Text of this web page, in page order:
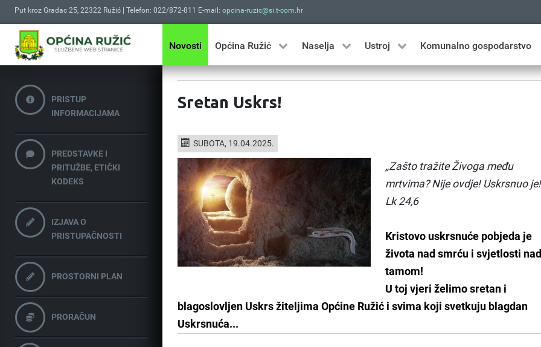
Put kroz Gradac 25, 22322 Ružić | Telefon: 022/872-811 E-mail: opcina-ruzic@si.t-com.hr
Novosti Općina Ružić Naselja Ustroj Komunalno gospodarstvo
PRISTUP
INFORMACIJAMA
PREDSTAVKE I
PRITUŽBE, ETIČKI
KODEKS
IZJAVA O
PRISTUPAČNOSTI
PROSTORNI PLAN
PRORAČUN
Sretan Uskrs!
SUBOTA, 19.04.2025.
„Zašto tražite Živoga među
mrtvima? Nije ovdje! Uskrsnuo
Lk 24,6
Kristovo uskrsnuće pobjeda je
života nad smrću i svjetlosti nad
tamom!
U toj vjeri želimo sretan i
blagoslovljen Uskrs žiteljima Općine Ružić i svima koji svetkuju blagdan
Uskrsnuća...